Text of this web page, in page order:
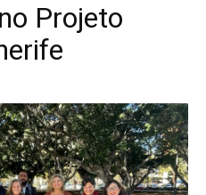
Projeto